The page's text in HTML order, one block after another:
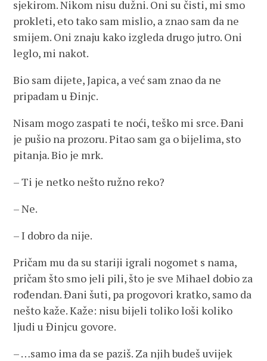
sjekirom. Nikom nisu dužni. Oni su čisti, mi smo
prokleti, eto tako sam mislio, a znao sam da ne
smijem. Oni znaju kako izgleda drugo jutro. Oni
leglo, mi nakot.
Bio sam dijete, Japica, a već sam znao da ne
pripadam u Đinjc.
Nisam mogo zaspati te noći, teško mi srce. Đani
je pušio na prozoru. Pitao sam ga o bijelima, sto
pitanja. Bio je mrk.
– Ti je netko nešto ružno reko?
– Ne.
– I dobro da nije.
Pričam mu da su stariji igrali nogomet s nama,
pričam što smo jeli pili, što je sve Mihael dobio za
rođendan. Đani šuti, pa progovori kratko, samo da
nešto kaže. Kaže: nisu bijeli toliko loši koliko
ljudi u Đinjcu govore.
– …samo ima da se paziš. Za njih budeš uvijek